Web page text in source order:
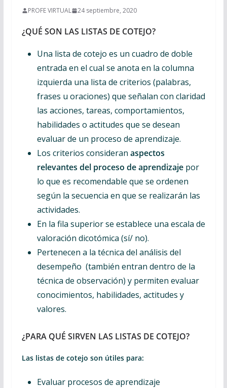
PROFE VIRTUAL 24 septiembre, 2020
¿QUÉ SON LAS LISTAS DE COTEJO?
Una lista de cotejo es un cuadro de doble
entrada en el cual se anota en la columna
izquierda una lista de criterios (palabras,
frases u oraciones) que señalan con claridad
las acciones, tareas, comportamientos,
habilidades o actitudes que se desean
evaluar de un proceso de aprendizaje.
Los criterios consideran aspectos
relevantes del proceso de aprendizaje por
lo que es recomendable que se ordenen
según la secuencia en que se realizarán las
actividades.
En la fila superior se establece una escala de
valoración dicotómica (sí/ no).
Pertenecen a la técnica del análisis del
desempeño (también entran dentro de la
técnica de observación) y permiten evaluar
conocimientos, habilidades, actitudes y
valores.
¿PARA QUÉ SIRVEN LAS LISTAS DE COTEJO?
Las listas de cotejo son útiles para:
Evaluar procesos de aprendizaje